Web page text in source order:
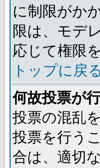
に制限がか
限は、モデ
応じて権限
トップに戻
何故投票が
投票の混乱
投票を行う
合は、適切